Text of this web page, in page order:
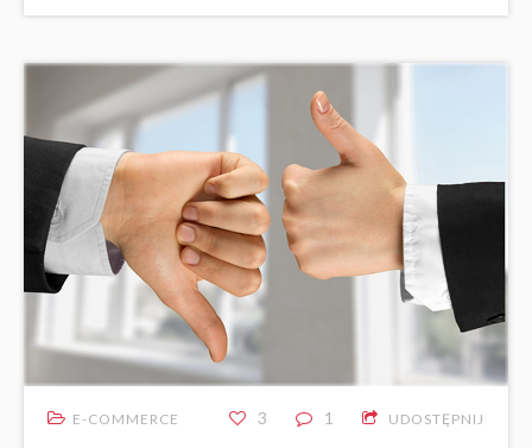
E-COMMERCE 3 1 UDOSTĘPNIJ